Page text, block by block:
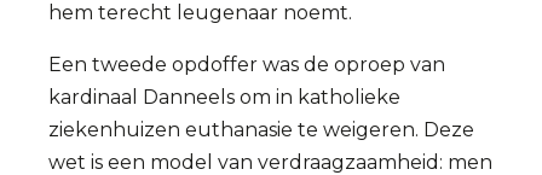
hem terecht leugenaar noemt.
Een tweede opdoffer was de oproep van
kardinaal Danneels om in katholieke
ziekenhuizen euthanasie te weigeren. Deze
wet is een model van verdraagzaamheid: men